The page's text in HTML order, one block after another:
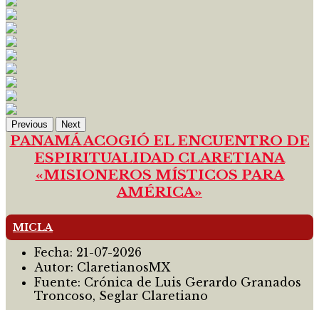
Previous Next
PANAMÁ ACOGIÓ EL ENCUENTRO DE
ESPIRITUALIDAD CLARETIANA
«MISIONEROS MÍSTICOS PARA
AMÉRICA»
MICLA
Fecha: 21-07-2026
Autor: ClaretianosMX
Fuente: Crónica de Luis Gerardo Granados
Troncoso, Seglar Claretiano